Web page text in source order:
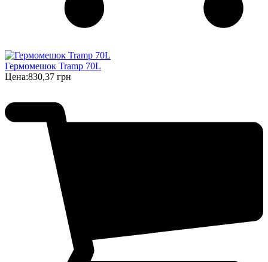
Гермомешок Tramp 70L
Цена:830,37 грн